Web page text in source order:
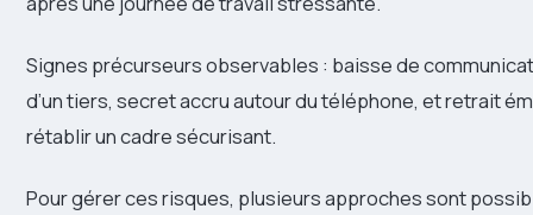
Signes précurseurs observables : baisse de
d’un tiers, secret accru autour du téléphone, et retrait
rétablir un cadre sécurisant.
Pour gérer ces risques, plusieurs approches sont